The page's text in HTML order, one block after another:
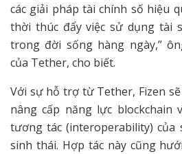
các giải pháp tài chính số hiệu
thời thúc đẩy việc sử dụng tài
trong đời sống hàng ngày,”
của Tether, cho biết.
Với sự hỗ trợ từ Tether, Fizen
nâng cấp năng lực blockchain
tương tác (interoperability) của
sinh thái. Hợp tác này cũng